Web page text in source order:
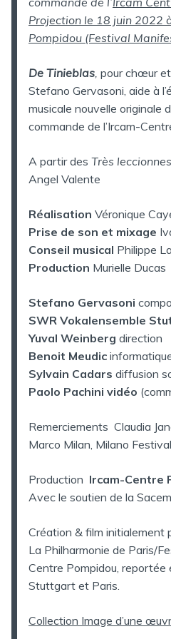
Projection le 18 juin 2022
Pompidou (Festival
De Tinieblas, pour chœur
Stefano Gervasoni, aide à
musicale nouvelle originale
commande de l’Ircam-
A partir des Très
Angel Valente
Réalisation Véronique
Prise de son et mixage
Conseil musical Philippe
Production Murielle Ducas
Stefano Gervasoni
SWR Vokalensemble
Yuval Weinberg direction
Benoit Meudic
Sylvain Cadars diffusion
Paolo Pachini vidéo
Remerciements Claudia
Marco Milan, Milano
Production Ircam-Centre
Avec le soutien de la
Création & film initialement
La Philharmonie de Paris/
Centre Pompidou, reportée
Stuttgart et Paris.
Collection Image d’une